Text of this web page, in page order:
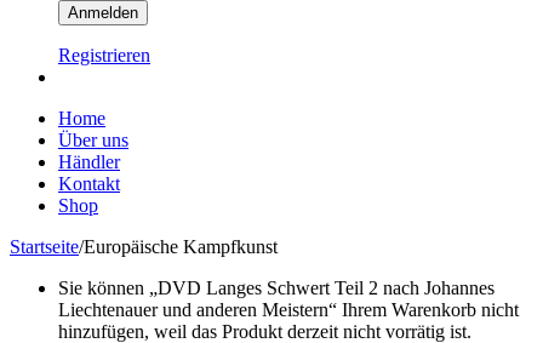
Registrieren
Home
Über uns
Händler
Kontakt
Shop
Startseite/Europäische Kampfkunst
Sie können „DVD Langes Schwert Teil 2 nach Johannes
Liechtenauer und anderen Meistern“ Ihrem Warenkorb nicht
hinzufügen, weil das Produkt derzeit nicht vorrätig ist.